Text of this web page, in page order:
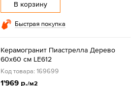
В корзину
Быстрая покупка
Керамогранит Пиастрелла Дерево
60x60 см LE612
Код товара: 169699
1'969 р./м2